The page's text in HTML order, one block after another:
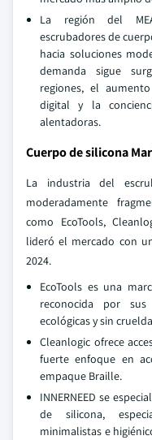
La región del
escrubadores de
hacia soluciones
demanda sigue
regiones, el
digital y la
alentadoras.
Cuerpo de silicona
La industria del
moderadamente
como EcoTools,
lideró el mercado con
2024.
EcoTools es una
reconocida por
ecológicas y sin
Cleanlogic ofrece
fuerte enfoque en
empaque Braille.
INNERNEED se
de silicona,
minimalistas e